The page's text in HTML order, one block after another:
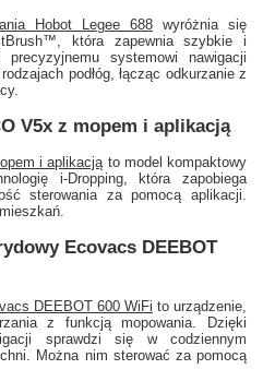
Hobot Legee 688 wyróżnia się
która zapewnia szybkie i
systemowi nawigacji
podłóg, łącząc odkurzanie z
V5x z mopem i aplikacją
i aplikacjąto model kompaktowy
i-Dropping, która zapobiega
sterowania za pomocą aplikacji.
Ecovacs DEEBOT
DEEBOT 600 WiFi to urządzenie,
z funkcją mopowania. Dzięki
sprawdzi się w codziennym
Można nim sterować za pomocą